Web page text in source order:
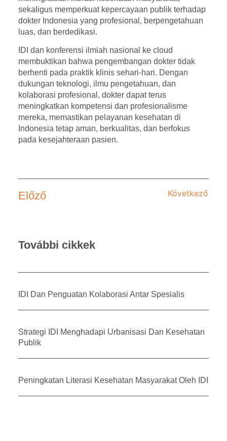
sekaligus memperkuat kepercayaan publik terhadap
dokter Indonesia yang profesional, berpengetahuan
luas, dan berdedikasi.
IDI dan konferensi ilmiah nasional ke cloud
membuktikan bahwa pengembangan dokter tidak
berhenti pada praktik klinis sehari-hari. Dengan
dukungan teknologi, ilmu pengetahuan, dan
kolaborasi profesional, dokter dapat terus
meningkatkan kompetensi dan profesionalisme
mereka, memastikan pelayanan kesehatan di
Indonesia tetap aman, berkualitas, dan berfokus
pada kesejahteraan pasien.
Előző Következő
További cikkek
IDI Dan Penguatan Kolaborasi Antar Spesialis
Strategi IDI Menghadapi Urbanisasi Dan Kesehatan
Publik
Peningkatan Literasi Kesehatan Masyarakat Oleh IDI